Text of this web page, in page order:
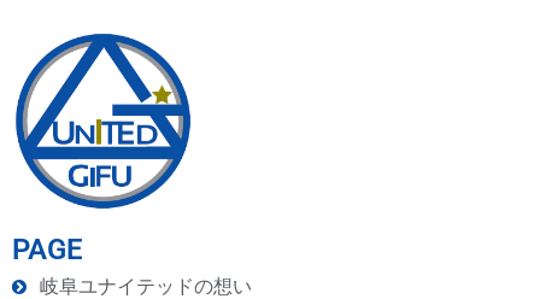
PAGE
岐阜ユナイテッドの想い